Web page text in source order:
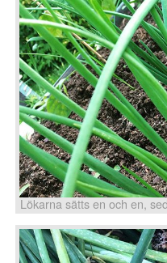
Lökarna sätts en och en,